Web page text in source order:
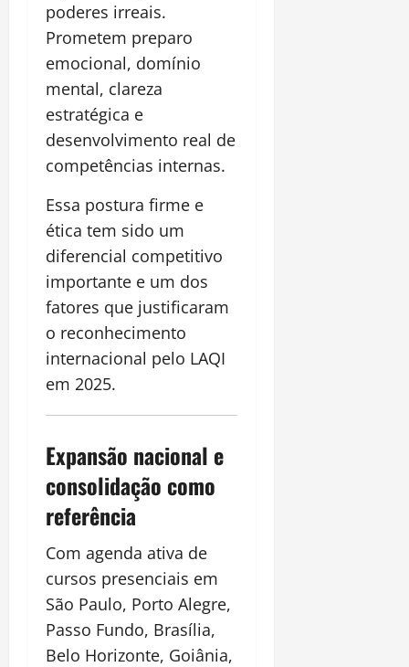
poderes irreais.
Prometem preparo
emocional, domínio
mental, clareza
estratégica e
desenvolvimento real de
competências internas.
Essa postura firme e
ética tem sido um
diferencial competitivo
importante e um dos
fatores que justificaram
o reconhecimento
internacional pelo LAQI
em 2025.
Expansão nacional e
consolidação como
referência
Com agenda ativa de
cursos presenciais em
São Paulo, Porto Alegre,
Passo Fundo, Brasília,
Belo Horizonte, Goiânia,